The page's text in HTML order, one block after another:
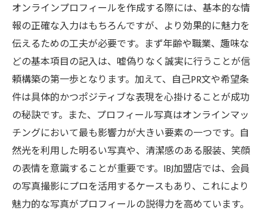
オンラインプロフィールを作成する際には、基本的な情
報の正確な入力はもちろんですが、より効果的に魅力を
伝えるための工夫が必要です。まず年齢や職業、趣味な
どの基本項目の記入は、嘘偽りなく誠実に行うことが信
頼構築の第一歩となります。加えて、自己PR文や希望条
件は具体的かつポジティブな表現を心掛けることが成功
の秘訣です。また、プロフィール写真はオンラインマッ
チングにおいて最も影響力が大きい要素の一つです。自
然光を利用した明るい写真や、清潔感のある服装、笑顔
の表情を意識することが重要です。IBJ加盟店では、会員
の写真撮影にプロを活用するケースもあり、これにより
魅力的な写真がプロフィールの説得力を高めています。